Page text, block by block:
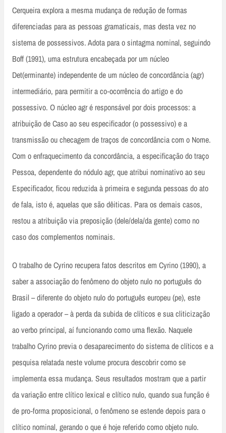
Cerqueira explora a mesma mudança de redução de formas
diferenciadas para as pessoas gramaticais, mas desta vez no
sistema de possessivos. Adota para o sintagma nominal, seguindo
Boff (1991), uma estrutura encabeçada por um núcleo
Det(erminante) independente de um núcleo de concordância (agr)
intermediário, para permitir a co‑ocorrência do artigo e do
possessivo. O núcleo agr é responsável por dois processos: a
atribuição de Caso ao seu especificador (o possessivo) e a
transmissão ou checagem de traços de concordância com o Nome.
Com o enfraquecimento da concordância, a especificação do traço
Pessoa, dependente do nódulo agr, que atribui nominativo ao seu
Especificador, ficou reduzida à primeira e segunda pessoas do ato
de fala, isto é, aquelas que são dêiticas. Para os demais casos,
restou a atribuição via preposição (dele/dela/da gente) como no
caso dos complementos nominais.
O trabalho de Cyrino recupera fatos descritos em Cyrino (1990), a
saber a associação do fenômeno do objeto nulo no português do
Brasil – diferente do objeto nulo do português europeu (pe), este
ligado a operador – à perda da subida de clíticos e sua cliticização
ao verbo principal, aí funcionando como uma flexão. Naquele
trabalho Cyrino previa o desaparecimento do sistema de clíticos e a
pesquisa relatada neste volume procura descobrir como se
implementa essa mudança. Seus resultados mostram que a partir
da variação entre clítico lexical e clítico nulo, quando sua função é
de pro‑forma proposicional, o fenômeno se estende depois para o
clítico nominal, gerando o que é hoje referido como objeto nulo.